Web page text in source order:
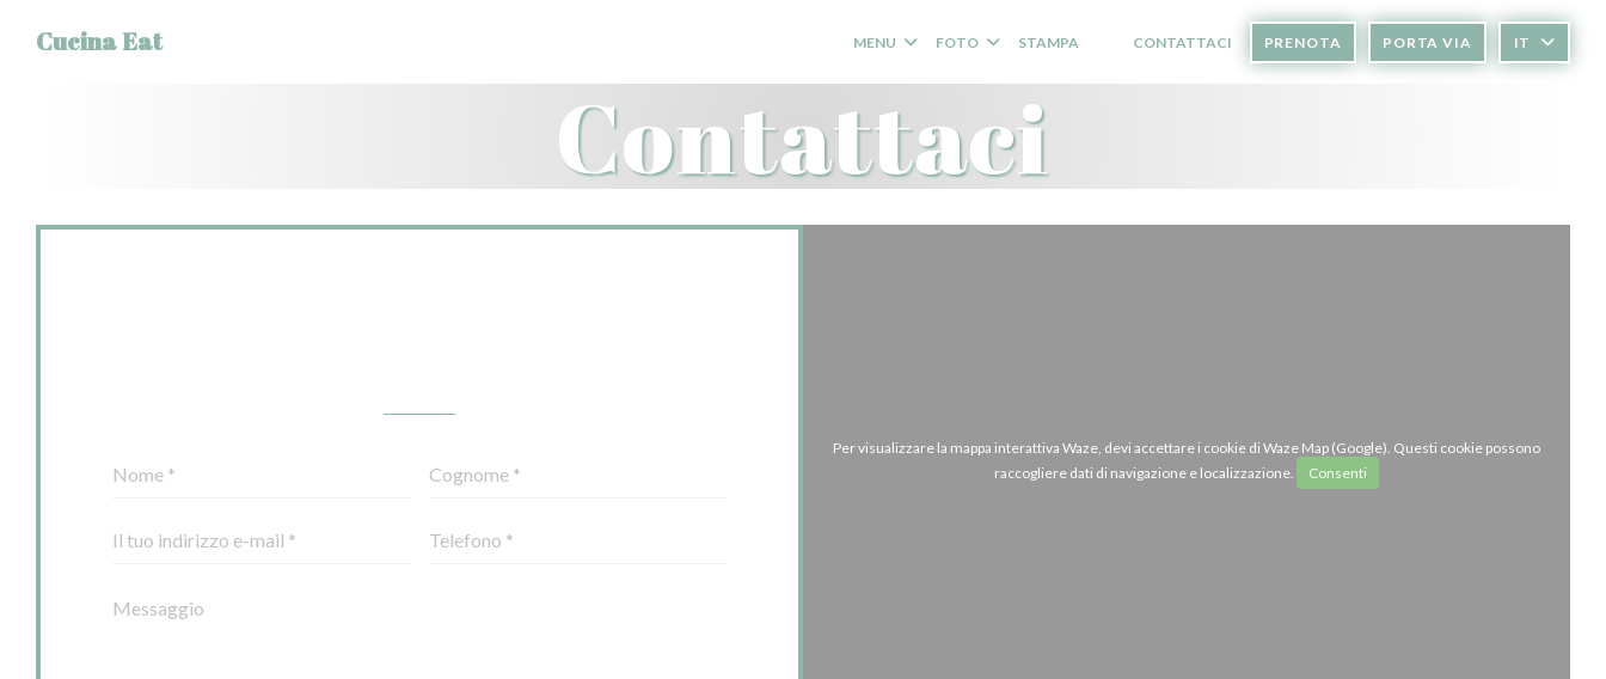
Cucina Eat MENU FOTO STAMPA
((APRE UNA NUOVA FINESTRA))
((APRE UNA NUOVA FINESTRA))
CONTATTACI PRENOTA PORTA VIA IT
Contattaci
Per visualizzare la mappa interattiva Waze, devi accettare i cookie di Waze Map (Google). Questi cookie possono
raccogliere dati di navigazione e localizzazione.
Consenti